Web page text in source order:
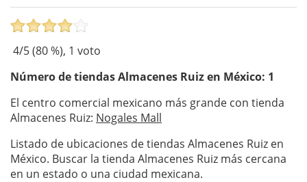
4/5 (80%), 1 voto
Número de tiendasAlmacenes Ruizen México: 1
El centro comercial mexicano más grande con tienda
Almacenes Ruiz: Nogales Mall
Listado de ubicaciones de tiendas Almacenes Ruiz en
México. Buscar la tienda Almacenes Ruiz más cercana
en un estado o una ciudad mexicana.